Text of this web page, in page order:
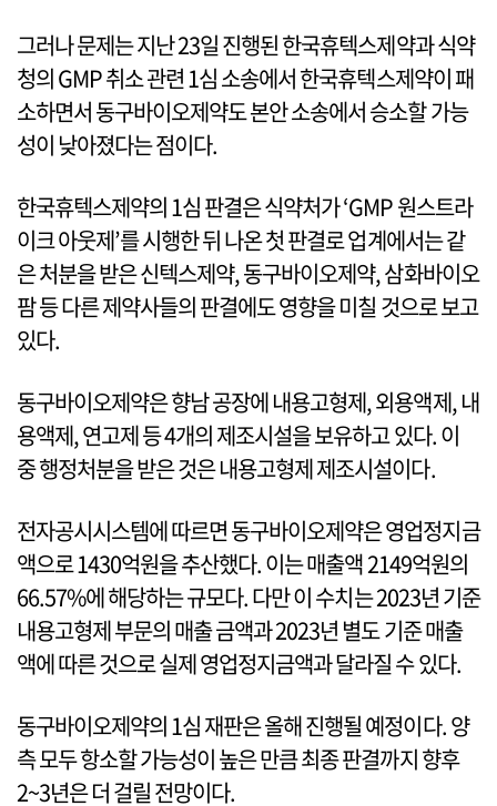
그러나 문제는 지난 23일 진행된 한국휴텍스제약과 식약
청의 GMP 취소 관련 1심 소송에서 한국휴텍스제약이 패
소하면서 동구바이오제약도 본안 소송에서 승소할 가능
성이 낮아졌다는 점이다.
한국휴텍스제약의 1심 판결은 식약처가 ‘GMP 원스트라
이크 아웃제’를 시행한 뒤 나온 첫 판결로 업계에서는 같
은 처분을 받은 신텍스제약, 동구바이오제약, 삼화바이오
팜 등 다른 제약사들의 판결에도 영향을 미칠 것으로 보고
있다.
동구바이오제약은 향남 공장에 내용고형제, 외용액제, 내
용액제, 연고제 등 4개의 제조시설을 보유하고 있다. 이
중 행정처분을 받은 것은 내용고형제 제조시설이다.
전자공시시스템에 따르면 동구바이오제약은 영업정지금
액으로 1430억원을 추산했다. 이는 매출액 2149억원의
66.57%에 해당하는 규모다. 다만 이 수치는 2023년 기준
내용고형제 부문의 매출 금액과 2023년 별도 기준 매출
액에 따른 것으로 실제 영업정지금액과 달라질 수 있다.
동구바이오제약의 1심 재판은 올해 진행될 예정이다. 양
측 모두 항소할 가능성이 높은 만큼 최종 판결까지 향후
2~3년은 더 걸릴 전망이다.